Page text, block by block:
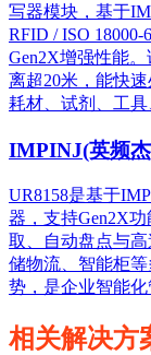
写器模块，基于
RFID / ISO 18000-
Gen2X增强性能
离超20米，能快
耗材、试剂、工
IMPINJ(英频
UR8158是基于
器，支持Gen2X
取、自动盘点与
储物流、智能柜
势，是企业智能化
相关解决方